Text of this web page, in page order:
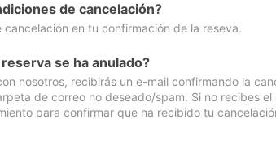
de cancelación?
en tu confirmación de la reseva.
se ha anulado?
nosotros, recibirás un e-mail confirmando la
de correo no deseado/spam. Si no recibes el
para confirmar que ha recibido tu